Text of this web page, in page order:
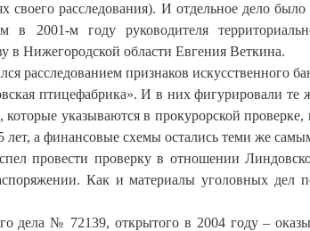
своего расследования). И отдельное дело
в 2001-м году руководителя
в Нижегородской области Евгения Веткина.
расследованием признаков искусственного
птицефабрика». И в них фигурировали те
указываются в прокурорской проверке,
лет, а финансовые схемы остались теми же
провести проверку в отношении
Как и материалы уголовных
дела № 72139, открытого в 2004 году –